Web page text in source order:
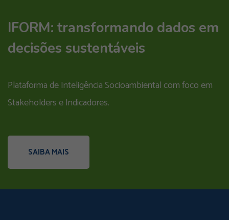
IFORM: transformando dados em
decisões sustentáveis
Plataforma de Inteligência Socioambiental com foco em
Stakeholders e Indicadores.
SAIBA MAIS